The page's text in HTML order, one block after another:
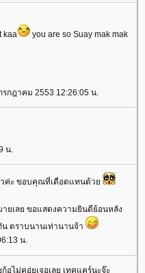
kaa
you are so Suay mak mak
รกฎาคม 2553 12:26:05 น.
น.
วค่ะ ขอบคุณที่เดือดแทนด้ว
ยเลย ขอแสดงความยินดีย้อนหลัง
ตราบนานเท่านานจ้า
น.
ไม่คอ่ยเจอเลย เทคแคร์นะจ๊ะ